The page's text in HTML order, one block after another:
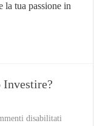
la tua passione in
Investire?
disabilitati